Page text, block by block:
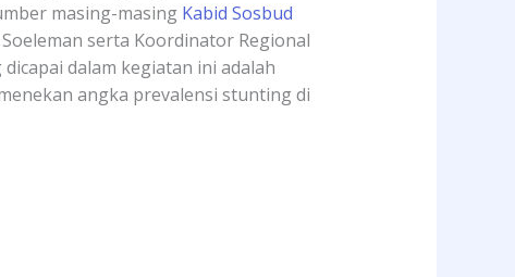
masing-masing Kabid Sosbud
serta Koordinator Regional
dalam kegiatan ini adalah
angka prevalensi stunting di